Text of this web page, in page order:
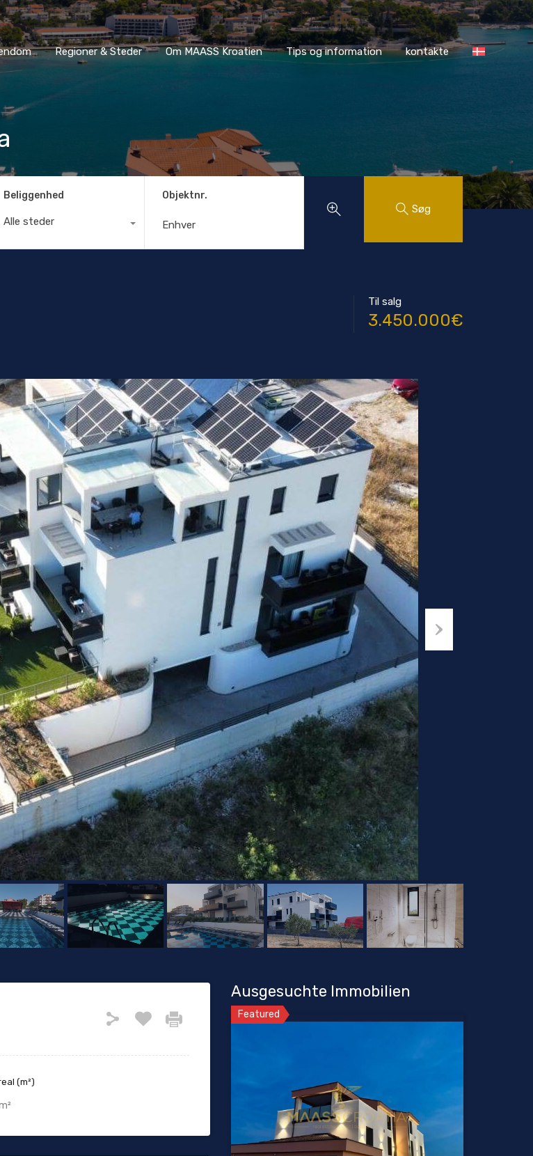
ejendom Regioner & Steder Om MAASS Kroatien Tips og information kontakte
Regioner & Steder Om MAASS Kroatien Tips og information kontakte
Beliggenhed
Alle steder
Objektnr.
Søg
Til salg
3.450.000€
(m²)
Ausgesuchte Immobilien
Featured